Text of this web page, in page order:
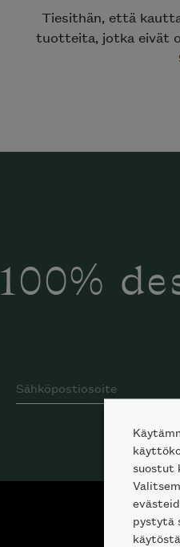
Tiesithän, että
tuotteita, jotka eivät
100%
suostut
pystytä